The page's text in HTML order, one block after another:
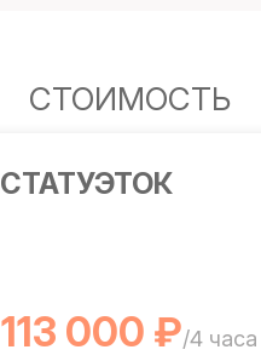
СТОИМОСТЬ
113 000 ₽/4 часа